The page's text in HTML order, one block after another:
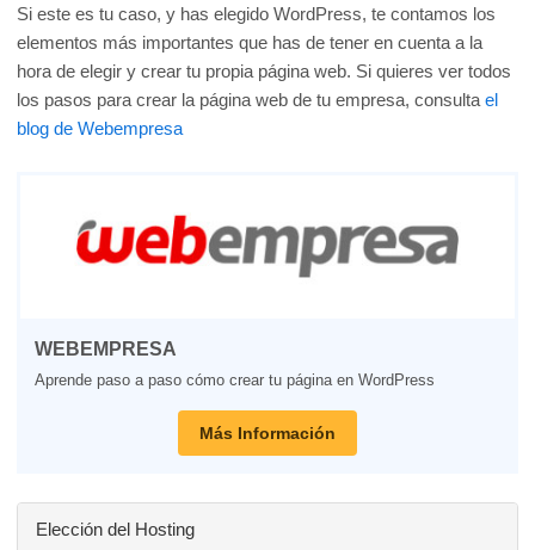
Si este es tu caso, y has elegido WordPress, te contamos los
elementos más importantes que has de tener en cuenta a la
hora de elegir y crear tu propia página web. Si quieres ver todos
los pasos para crear la página web de tu empresa, consulta el
blog de Webempresa
WEBEMPRESA
Aprende paso a paso cómo crear tu página en WordPress
Más Información
Elección del Hosting